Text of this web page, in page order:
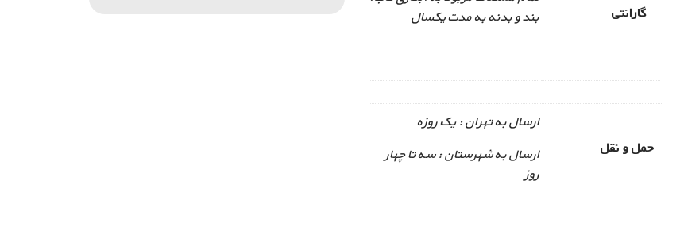
گارانتی
بند و بدنه به مدت یکسال
حمل و نقل
ارسال به تهران : یک روزه
ارسال به شهرستان : سه تا چهار
روز